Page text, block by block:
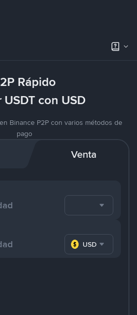
Rápido
con USD
Binance P2P con varios métodos de
pago
Venta
USD